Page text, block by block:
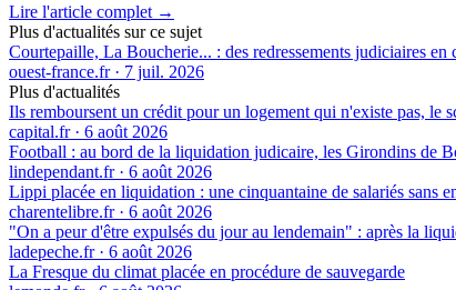
Lire l'article complet →
Plus d'actualités sur ce sujet
Courtepaille, La Boucherie... : des redressements judiciaires en
ouest-france.fr· 7 juil. 2026
Plus d'actualités
Ils remboursent un crédit pour un logement qui n'existe pas, le
capital.fr· 6 août 2026
Football : au bord de la liquidation judicaire, les Girondins de
lindependant.fr· 6 août 2026
Lippi placée en liquidation : une cinquantaine de salariés sans
charentelibre.fr· 6 août 2026
"On a peur d'être expulsés du jour au lendemain" : après la
ladepeche.fr· 6 août 2026
La Fresque du climat placée en procédure de sauvegarde